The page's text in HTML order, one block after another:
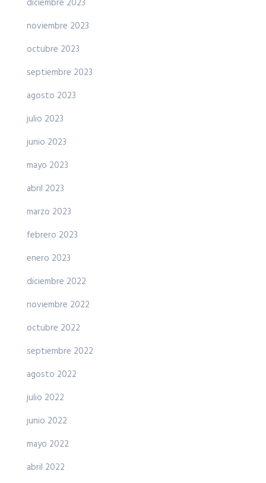
diciembre 2023
noviembre 2023
octubre 2023
septiembre 2023
agosto 2023
julio 2023
junio 2023
mayo 2023
abril 2023
marzo 2023
febrero 2023
enero 2023
diciembre 2022
noviembre 2022
octubre 2022
septiembre 2022
agosto 2022
julio 2022
junio 2022
mayo 2022
abril 2022